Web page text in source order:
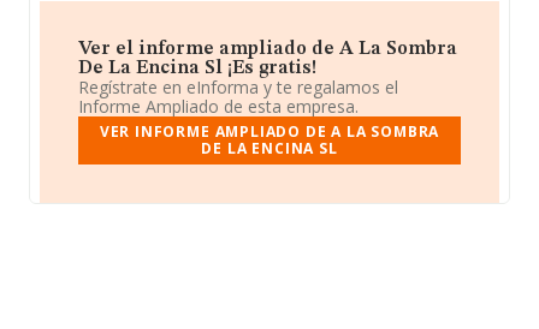
Ver el informe ampliado de A La Sombra
De La Encina Sl ¡Es gratis!
Regístrate en eInforma y te regalamos el
Informe Ampliado de esta empresa.
VER INFORME AMPLIADO DE A LA SOMBRA
DE LA ENCINA SL